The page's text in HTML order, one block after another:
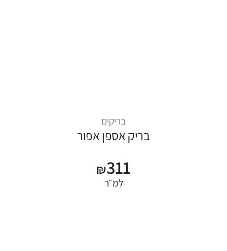
בריקים
בריק אספן אפור
₪311
למ״ר